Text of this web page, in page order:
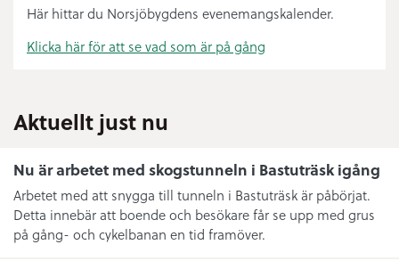
Här hittar du Norsjöbygdens evenemangskalender.
Klicka här för att se vad som är på gång
Aktuellt just nu
Nu är arbetet med skogstunneln i Bastuträsk igång
Arbetet med att snygga till tunneln i Bastuträsk är påbörjat.
Detta innebär att boende och besökare får se upp med grus
på gång- och cykelbanan en tid framöver.